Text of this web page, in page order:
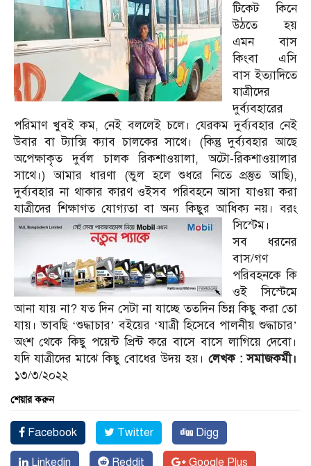
টিকেট কিনে
উঠতে হয়
এমন বাস
কিংবা এসি
বাস ইত্যাদিতে
যাত্রীদের
দুর্ব্যবহারের
পরিমাণ খুবই কম, নেই বললেই চলে। যেরকম দুর্ব্যবহার নেই
উবার বা ট্যাক্সি ক্যাব চালকের সাথে। (কিন্তু দুর্ব্যবহার আছে
অপেক্ষাকৃত দুর্বল চালক রিকশাওয়ালা, অটো-রিকশাওয়ালার
সাথে।) আমার ধারণা (ভুল হলে শুধরে নিতে প্রস্তুত আছি),
দুর্ব্যবহার না থাকার কারণ ওইসব পরিবহনে আসা যাওয়া করা
যাত্রীদের শিক্ষাগত যোগ্যতা বা অন্য কিছুর আধিক্য নয়। বরং
সিস্টেম।
সব ধরনের
বাস/গণ
পরিবহনকে কি
ওই সিস্টেমে
আনা যায় না? যত দিন সেটা না যাচ্ছে ততদিন ভিন্ন কিছু করা তো
যায়। ভাবছি ‘শুদ্ধাচার’ বইয়ের ‘যাত্রী হিসেবে পালনীয় শুদ্ধাচার’
অংশ থেকে কিছু পয়েন্ট প্রিন্ট করে বাসে বাসে লাগিয়ে দেবো।
যদি যাত্রীদের মাঝে কিছু বোধের উদয় হয়। লেখক : সমাজকর্মী।
১৩/৩/২০২২
শেয়ার করুন
Facebook Twitter Digg
Linkedin Reddit Google Plus